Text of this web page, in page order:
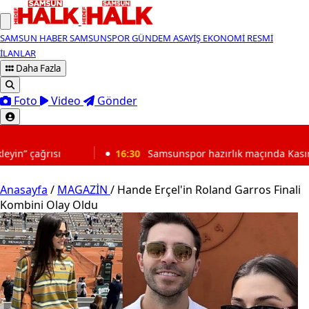
SAMSUN HABERSAMSUNSPORGÜNDEM ASAYİŞ EKONOMİ RESMİ
İLANLAR
Daha Fazla
Foto Video Gönder
Samsunspor hazırlık maçında Kasımpaşa’yı mağlup etti
Anasayfa / MAGAZİN / Hande Erçel'in Roland Garros Finali
Kombini Olay Oldu